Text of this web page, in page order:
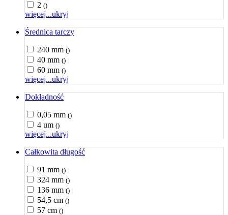
2 ()
więcej...ukryj
Średnica tarczy
240 mm ()
40 mm ()
60 mm ()
więcej...ukryj
Dokładność
0,05 mm ()
4 um ()
więcej...ukryj
Całkowita długość
91 mm ()
324 mm ()
136 mm ()
54,5 cm ()
57 cm ()